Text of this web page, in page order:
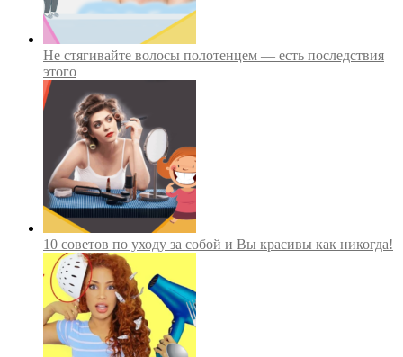
Не стягивайте волосы полотенцем — есть последствия
этого
10 советов по уходу за собой и Вы красивы как никогда!